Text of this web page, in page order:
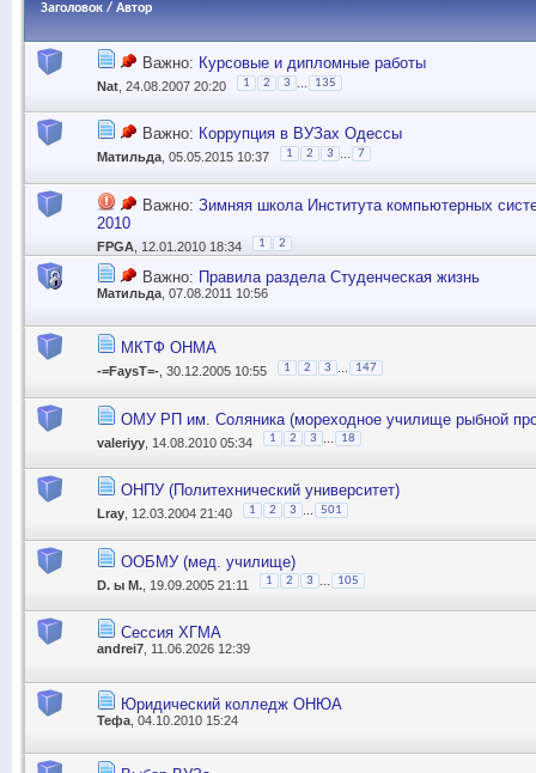
Заголовок / Автор
Важно: Курсовые и дипломные работы
Nat , 24.08.2007 20:20 1 2 3 135
Важно: Коррупция в ВУЗах Одессы
Матильда , 05.05.2015 10:37 1 2 3 7
Важно: Зимняя школа Института компьютерных
2010
FPGA , 12.01.2010 18:34 1 2
Важно: Правила раздела Студенческая жизнь
Матильда , 07.08.2011 10:56
МКТФ ОНМА
-=FaysT=- , 30.12.2005 10:55 1 2 3 147
ОМУ РП им. Соляника (мореходное училище рыбной
valeriyy , 14.08.2010 05:34 1 2 3 18
ОНПУ (Политехнический университет)
Lray , 12.03.2004 21:40 1 2 3 501
ООБМУ (мед. училище)
D. ы M. , 19.09.2005 21:11 1 2 3 105
Сессия ХГМА
andrei7 , 11.06.2026 12:39
Юридический колледж ОНЮА
Тефа , 04.10.2010 15:24